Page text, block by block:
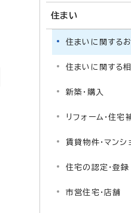
住まい
住まいに関する
住まいに関する
新築・購入
リフォーム・住宅
賃貸物件・マンシ
住宅の認定・登録
市営住宅・店舗